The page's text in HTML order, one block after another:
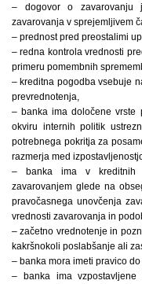
– dogovor o zavarovanju
zavarovanja v sprejemljivem
– prednost pred preostalimi
– redna kontrola vrednosti
primeru pomembnih
– kreditna pogodba vsebuje
prevrednotenja,
– banka ima določene vrste
okviru internih politik
potrebnega pokritja za
razmerja med
– banka ima v kreditnih
zavarovanjem glede na
pravočasnega unovčenja
vrednosti zavarovanja in
– začetno vrednotenje in
kakršnokoli poslabšanje ali
– banka mora imeti pravico
– banka ima vzpostavljene